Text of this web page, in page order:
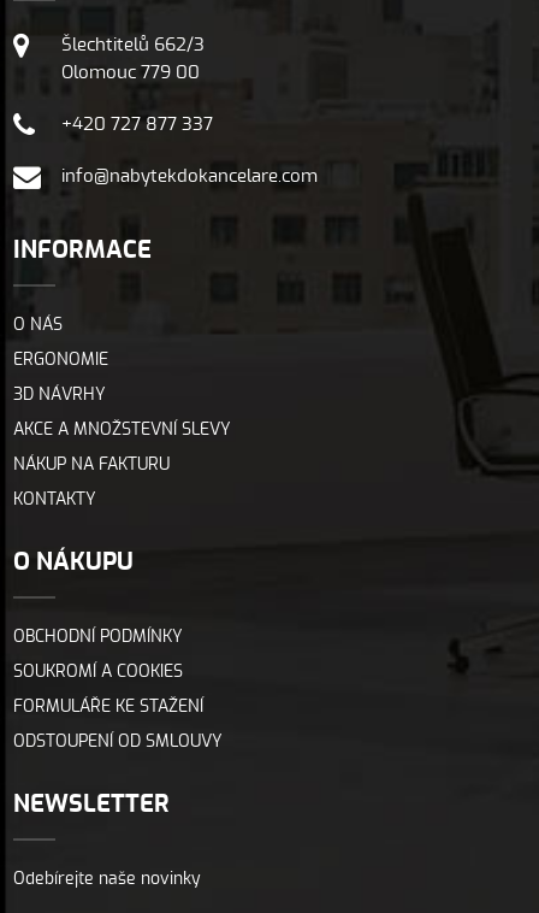
Šlechtitelů 662/3
Olomouc 779 00
+420 727 877 337
info@nabytekdokancelare.com
INFORMACE
O NÁS
ERGONOMIE
3D NÁVRHY
AKCE A MNOŽSTEVNÍ SLEVY
NÁKUP NA FAKTURU
KONTAKTY
O NÁKUPU
OBCHODNÍ PODMÍNKY
SOUKROMÍ A COOKIES
FORMULÁŘE KE STAŽENÍ
ODSTOUPENÍ OD SMLOUVY
NEWSLETTER
Odebírejte naše novinky